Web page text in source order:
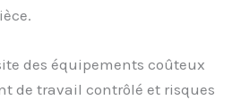
des équipements coûteux
de travail contrôlé et risques